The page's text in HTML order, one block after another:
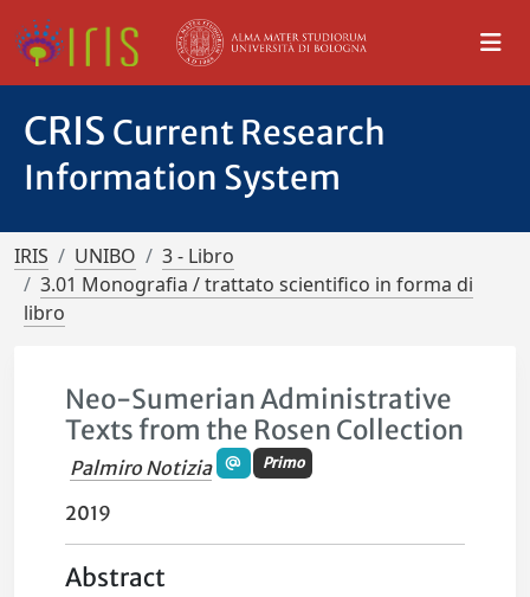
CRIS Current Research
Information System
IRIS UNIBO
3 - Libro
3.01 Monografia / trattato scientifico in forma di
libro
Neo-Sumerian Administrative
Texts from the Rosen Collection
Palmiro Notizia Primo
2019
Abstract